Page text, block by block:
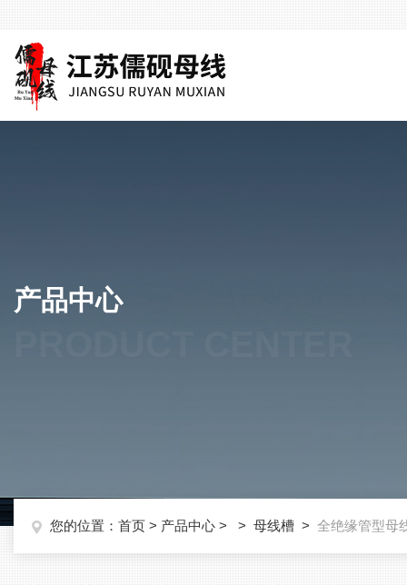
产品中心
您的位置： 首页 > 产品中心 > > 母线槽 > 全绝缘管型母